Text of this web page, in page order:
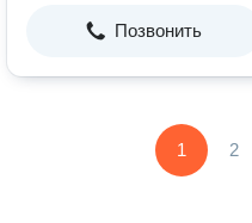
Позвонить
1 2